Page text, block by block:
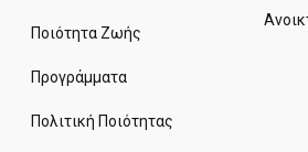
Ποιότητα Ζωής
Προγράμματα
Πολιτική Ποιότητας